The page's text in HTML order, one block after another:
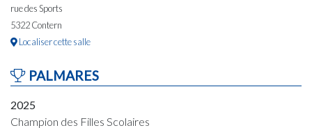
rue des Sports
5322 Contern
Localiser cette salle
PALMARES
2025
Champion des Filles Scolaires